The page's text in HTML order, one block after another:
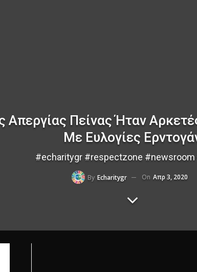
Πείνας Ήταν
Με Ευλογίες
#echaritygr #respectzone
By Echaritygr On Απρ 3, 2020